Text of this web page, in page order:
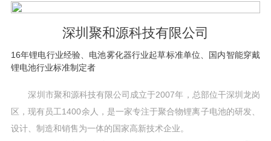
深圳聚和源科技有限公司
16年锂电行业经验、电池雾化器行业起草标准单位、国内智能穿戴
锂电池行业标准制定者
深圳市聚和源科技有限公司成立于2007年，总部位干深圳龙岗
区，现有员工1400余人，是一家专注于聚合物锂离子电池的研发、
设计、制造和销售为一体的国家高新技术企业。